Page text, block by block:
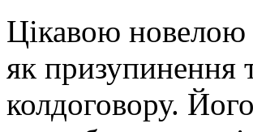
Цікавою новелою
як призупинення
колдоговору.